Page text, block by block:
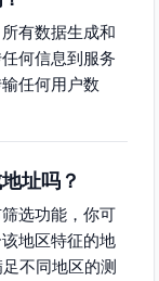
有数据生成和
何信息到服务
任何用户数
址吗？
选功能，你可
地区特征的地
不同地区的测